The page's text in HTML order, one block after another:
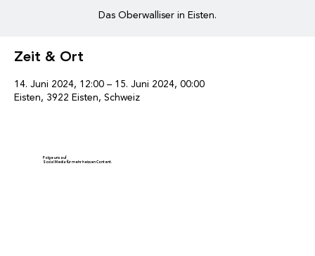
Das Oberwalliser in Eisten.
Zeit & Ort
14. Juni 2024, 12:00 – 15. Juni 2024, 00:00
Eisten, 3922 Eisten, Schweiz
Folge uns auf
Social Media für mehr heissen Content.